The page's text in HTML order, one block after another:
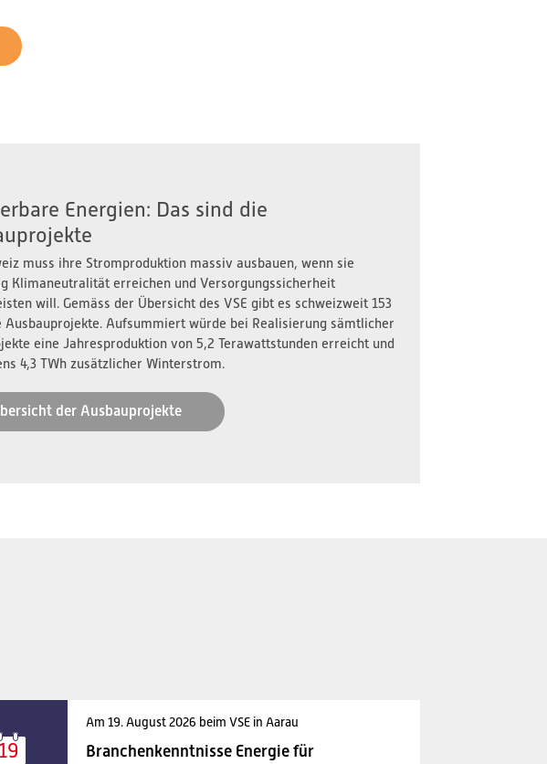
Energien: Das sind die
muss ihre Stromproduktion massiv ausbauen, wenn sie
Klimaneutralität erreichen und Versorgungssicherheit
will. Gemäss der Übersicht des VSE gibt es schweizweit 153
Ausbauprojekte. Aufsummiert würde bei Realisierung sämtlicher
eine Jahresproduktion von 5,2 Terawattstunden erreicht und
4,3 TWh zusätzlicher Winterstrom.
der Ausbauprojekte
19
Am 19. August 2026 beim VSE in Aarau
Branchenkenntnisse Energie für